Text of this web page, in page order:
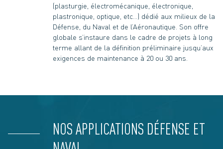
(plasturgie, électromécanique, électronique,
plastronique, optique, etc…) dédié aux milieux de la
Défense, du Naval et de l’Aéronautique. Son offre
globale s’instaure dans le cadre de projets à long
terme allant de la définition préliminaire jusqu’aux
exigences de maintenance à 20 ou 30 ans.
NOS APPLICATIONS DÉFENSE ET